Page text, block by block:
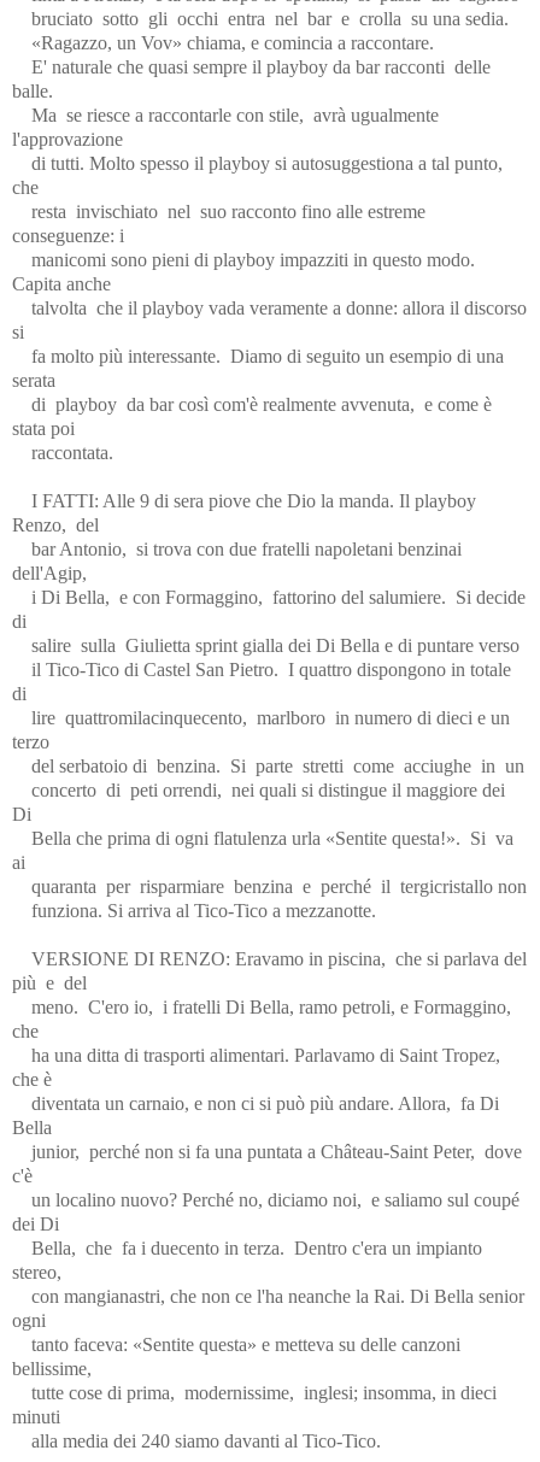
bruciato sotto gli occhi entra nel bar e crolla su una sedia.
«Ragazzo, un Vov» chiama, e comincia a raccontare.
E' naturale che quasi sempre il playboy da bar racconti delle
balle.
Ma se riesce a raccontarle con stile, avrà ugualmente
l'approvazione
di tutti. Molto spesso il playboy si autosuggestiona a tal punto,
che
resta invischiato nel suo racconto fino alle estreme
conseguenze: i
manicomi sono pieni di playboy impazziti in questo modo.
Capita anche
talvolta che il playboy vada veramente a donne: allora il discorso
si
fa molto più interessante. Diamo di seguito un esempio di una
serata
di playboy da bar così com'è realmente avvenuta, e come è
stata poi
raccontata.
I FATTI: Alle 9 di sera piove che Dio la manda. Il playboy
Renzo, del
bar Antonio, si trova con due fratelli napoletani benzinai
dell'Agip,
i Di Bella, e con Formaggino, fattorino del salumiere. Si decide
di
salire sulla Giulietta sprint gialla dei Di Bella e di puntare verso
il Tico-Tico di Castel San Pietro. I quattro dispongono in totale
di
lire quattromilacinquecento, marlboro in numero di dieci e un
terzo
del serbatoio di benzina. Si parte stretti come acciughe in un
concerto di peti orrendi, nei quali si distingue il maggiore dei
Di
Bella che prima di ogni flatulenza urla «Sentite questa!». Si va
ai
quaranta per risparmiare benzina e perché il tergicristallo non
funziona. Si arriva al Tico-Tico a mezzanotte.
VERSIONE DI RENZO: Eravamo in piscina, che si parlava del
più e del
meno. C'ero io, i fratelli Di Bella, ramo petroli, e Formaggino,
che
ha una ditta di trasporti alimentari. Parlavamo di Saint Tropez,
che è
diventata un carnaio, e non ci si può più andare. Allora, fa Di
Bella
junior, perché non si fa una puntata a Château-Saint Peter, dove
c'è
un localino nuovo? Perché no, diciamo noi, e saliamo sul coupé
dei Di
Bella, che fa i duecento in terza. Dentro c'era un impianto
stereo,
con mangianastri, che non ce l'ha neanche la Rai. Di Bella senior
ogni
tanto faceva: «Sentite questa» e metteva su delle canzoni
bellissime,
tutte cose di prima, modernissime, inglesi; insomma, in dieci
minuti
alla media dei 240 siamo davanti al Tico-Tico.